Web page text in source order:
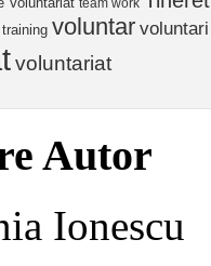
team work
training voluntar voluntari
voluntariat
Autor
Ionescu